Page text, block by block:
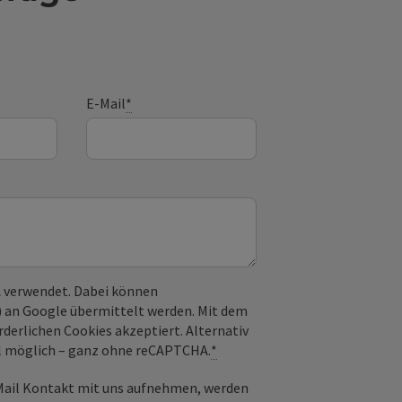
E-Mail*
Dabei können
an Google übermittelt werden. Mit dem
Cookies akzeptiert. Alternativ
– ganz ohne reCAPTCHA.*
Kontakt mit uns aufnehmen, werden